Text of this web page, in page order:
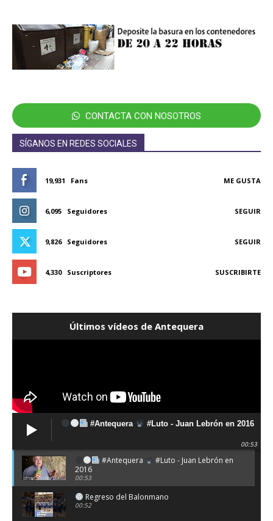
CONTACTA CON NOSOTROS
SÍGANOS EN REDES SOCIALES
19,931 Fans ME GUSTA
6,095 Seguidores SEGUIR
9,826 Seguidores SEGUIR
4,330 Suscriptores SUSCRIBIRTE
Últimos vídeos de Antequera
#Antequera #Luto - Juan Lebrón en 2016
00:53
#Antequera
#Luto - Juan Lebrón en
2016
00:53
Regreso del Balonmano
00:52